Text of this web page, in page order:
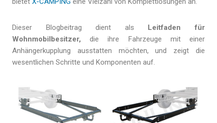
Dieser Blogbeitrag dient als Leitfaden für
Wohnmobilbesitzer, die ihre Fahrzeuge mit einer
Anhängerkupplung ausstatten möchten, und zeigt die
wesentlichen Schritte und Komponenten auf.